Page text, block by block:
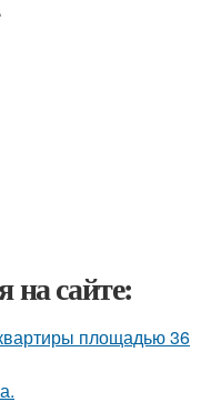
на сайте:
площадью 36